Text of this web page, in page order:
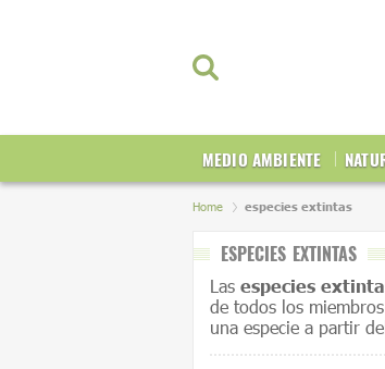
MEDIO AMBIENTE
Home especies extintas
ESPECIES EXTINTAS
Las especies
de todos los
una especie a partir